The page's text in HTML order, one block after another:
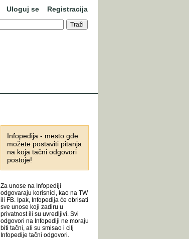
Uloguj se Registracija
Infopedija - mesto gde
možete postaviti pitanja
na koja tačni odgovori
postoje!
Za unose na Infopediji
odgovaraju korisnici, kao na TW
ili FB. Ipak, Infopedija će obrisati
sve unose koji zadiru u
privatnost ili su uvredljivi. Svi
odgovori na Infopediji ne moraju
biti tačni, ali su smisao i cilj
Infopedije tačni odgovori.